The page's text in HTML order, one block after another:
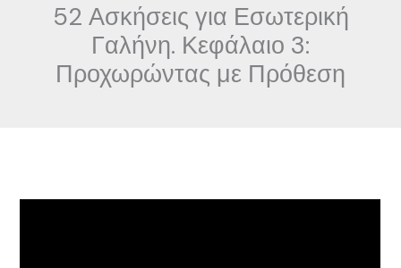
52 Ασκήσεις για Εσωτερική
Γαλήνη. Κεφάλαιο 3:
Προχωρώντας με Πρόθεση